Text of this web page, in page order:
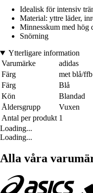
Idealisk för intensiv
Material: yttre läder,
Minnesskum med hög
Snörning
Ytterligare information
Varumärke
adidas
Färg
met blå/ffb
Färg
Blå
Kön
Blandad
Åldersgrupp
Vuxen
Antal per produkt 1
Loading...
Loading...
Alla våra